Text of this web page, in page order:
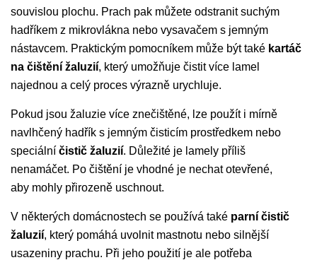
souvislou plochu. Prach pak můžete odstranit suchým
hadříkem z mikrovlákna nebo vysavačem s jemným
nástavcem. Praktickým pomocníkem může být také kartáč
na čištění žaluzií, který umožňuje čistit více lamel
najednou a celý proces výrazně urychluje.
Pokud jsou žaluzie více znečištěné, lze použít i mírně
navlhčený hadřík s jemným čisticím prostředkem nebo
speciální čistič žaluzií. Důležité je lamely příliš
nenamáčet. Po čištění je vhodné je nechat otevřené,
aby mohly přirozeně uschnout.
V některých domácnostech se používá také parní čistič
žaluzií, který pomáhá uvolnit mastnotu nebo silnější
usazeniny prachu. Při jeho použití je ale potřeba